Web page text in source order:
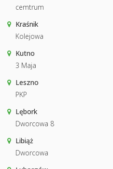
cemtrum
Kraśnik
Kolejowa
Kutno
3 Maja
Leszno
PKP
Lębork
Dworcowa 8
Libiąż
Dworcowa